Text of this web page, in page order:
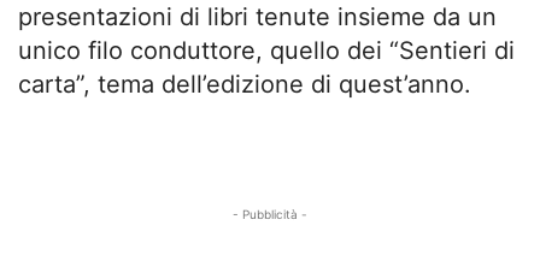
presentazioni di libri tenute insieme da un
unico filo conduttore, quello dei “Sentieri di
carta”, tema dell’edizione di quest’anno.
- Pubblicità -